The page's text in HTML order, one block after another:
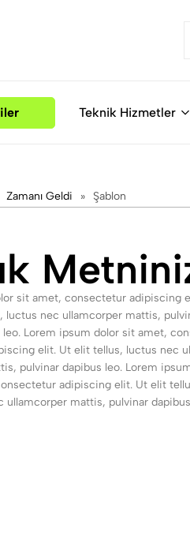
Teknik Hizmetler
Zamanı Geldi » Şablon
sit amet, consectetur adipiscing
luctus nec ullamcorper mattis,
leo. Lorem ipsum dolor sit amet,
elit. Ut elit tellus, luctus nec
pulvinar dapibus leo. Lorem
adipiscing elit. Ut elit
ullamcorper mattis, pulvinar